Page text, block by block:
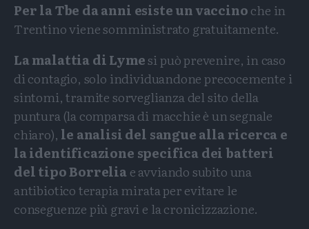
Per la Tbe da anni esiste un vaccinoche in
Trentino viene somministrato gratuitamente.
La malattia di Lymesi può prevenire, in caso
di contagio, solo individuandone precocemente i
sintomi, tramite sorveglianza del sito della
puntura (la comparsa di macchie è un segnale
chiaro), le analisi del sangue alla ricerca e
la identificazione specifica dei batteri
del tipo Borrelia e avviando subito una
antibiotico terapia mirata per evitare le
conseguenze più gravi e la cronicizzazione.